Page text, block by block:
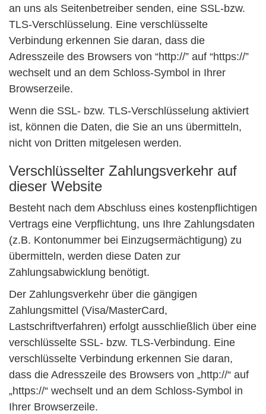
an uns als Seitenbetreiber senden, eine SSL-bzw.
TLS-Verschlüsselung. Eine verschlüsselte
Verbindung erkennen Sie daran, dass die
Adresszeile des Browsers von “http://” auf “https://”
wechselt und an dem Schloss-Symbol in Ihrer
Browserzeile.
Wenn die SSL- bzw. TLS-Verschlüsselung aktiviert
ist, können die Daten, die Sie an uns übermitteln,
nicht von Dritten mitgelesen werden.
Verschlüsselter Zahlungsverkehr auf
dieser Website
Besteht nach dem Abschluss eines kostenpflichtigen
Vertrags eine Verpflichtung, uns Ihre Zahlungsdaten
(z.B. Kontonummer bei Einzugsermächtigung) zu
übermitteln, werden diese Daten zur
Zahlungsabwicklung benötigt.
Der Zahlungsverkehr über die gängigen
Zahlungsmittel (Visa/MasterCard,
Lastschriftverfahren) erfolgt ausschließlich über eine
verschlüsselte SSL- bzw. TLS-Verbindung. Eine
verschlüsselte Verbindung erkennen Sie daran,
dass die Adresszeile des Browsers von „http://“ auf
„https://“ wechselt und an dem Schloss-Symbol in
Ihrer Browserzeile.